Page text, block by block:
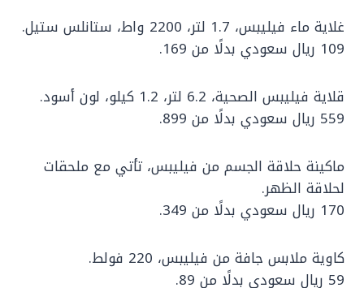
غلاية ماء فيليبس، 1.7 لتر، 2200 واط، ستانلس ستيل.
109 ريال سعودي بدلًا من 169.
قلاية فيليبس الصحية، 6.2 لتر، 1.2 كيلو، لون أسود.
559 ريال سعودي بدلًا من 899.
ماكينة حلاقة الجسم من فيليبس، تأتي مع ملحقات
لحلاقة الظهر.
170 ريال سعودي بدلًا من 349.
كاوية ملابس جافة من فيليبس، 220 فولط.
59 ريال سعودي بدلًا من 89.